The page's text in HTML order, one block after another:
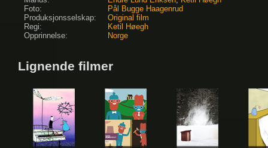
Foto:
Pål Bugge Haagenrud
Produksjonsselskap:
Original film
Regi:
Ketil Høegh
Opprinnelse:
Norge
Lignende filmer